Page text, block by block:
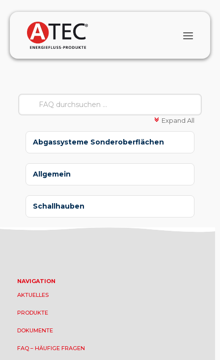
c Expand All
Abgassysteme Sonderoberflächen
Allgemein
Schallhauben
NAVIGATION
AKTUELLES
PRODUKTE
DOKUMENTE
FAQ – HÄUFIGE FRAGEN